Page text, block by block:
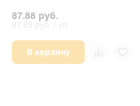
87.88 руб.
В корзину